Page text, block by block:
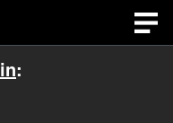
: